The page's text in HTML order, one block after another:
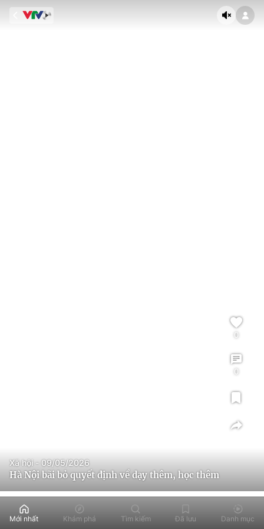
Hà Nội bãi bỏ quyết định về dạy thêm, học thêm
Xã hội - 09/05/2026
0
0
Mới nhất Khám phá Tìm kiếm Đã lưu Danh mục